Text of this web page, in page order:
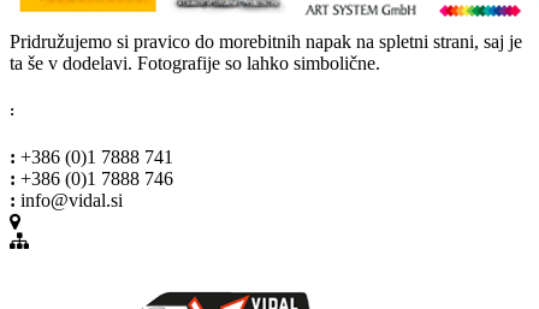
Pridružujemo si pravico do morebitnih napak na spletni strani, saj je
ta še v dodelavi. Fotografije so lahko simbolične.
:
: +386 (0)1 7888 741
: +386 (0)1 7888 746
: info@vidal.si